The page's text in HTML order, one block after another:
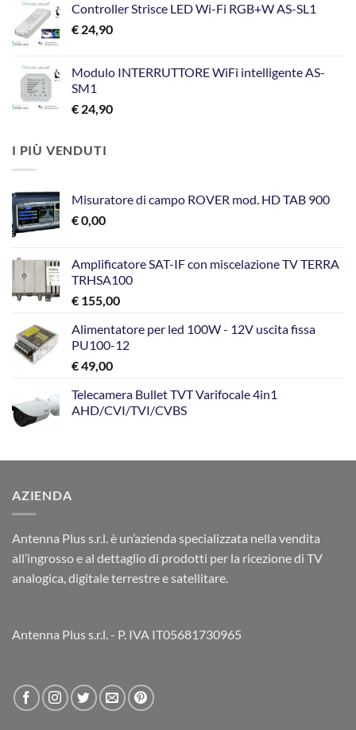
Controller Strisce LED Wi-Fi RGB+W AS-SL1
€ 24,90
Modulo INTERRUTTORE WiFi intelligente AS-
SM1
€ 24,90
I PIÙ VENDUTI
Misuratore di campo ROVER mod. HD TAB 900
€0,00
Amplificatore SAT-IF con miscelazione TV TERRA
TRHSA100
€ 155,00
Alimentatore per led 100W - 12V uscita fissa
PU100-12
€49,00
Telecamera Bullet TVT Varifocale 4in1
AHD/CVI/TVI/CVBS
AZIENDA
Antenna Plus s.r.l. è un’azienda specializzata nella vendita
all’ingrosso e al dettaglio di prodotti per la ricezione di TV
analogica, digitale terrestre e satellitare.
Antenna Plus s.r.l. - P. IVA IT05681730965